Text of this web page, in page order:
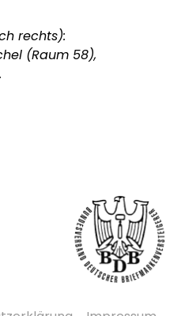
rechts):
(Raum 58),